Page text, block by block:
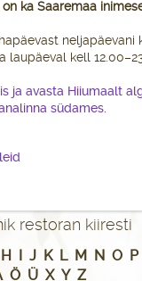
ka Saaremaa
neljapäevani
laupäeval kell
ja avasta Hiiumaalt
südames.
restoran kiiresti
H I J K L M N O P
Ö Ü X Y Z